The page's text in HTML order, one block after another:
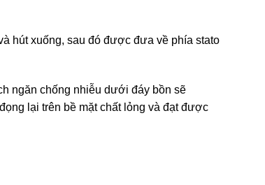
hút xuống, sau đó được đưa về phía stato
ngăn chống nhiễu dưới đáy bồn sẽ
lại trên bề mặt chất lỏng và đạt được